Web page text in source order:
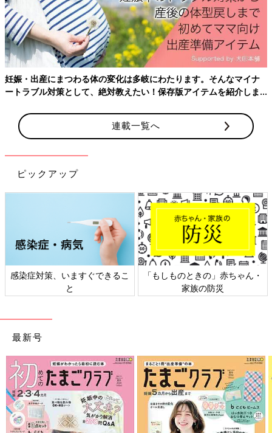
出典：Instagramアカウント「sato_atsuko_」
sato_atsuko_さんがしまむらで発見したのは、こちらのデニムサ
ロペット。ほどよくゆるっとしたシルエットで、一目ぼれしたん
だそうです♪ デニムは着まわし力の高いアイテムなので、ぜひゲ
ットしておきたいですね！
見た目も着心地も爽やか♪ 楊柳（ようりゅう）フリ
妊娠・出産にまつわる体の変化は多岐にわたります。そんなマイナ
ートラブル対策として、絶対教えたい！保存版アイテムを紹介しま
連載一覧へ
ピックアップ
感染症対策、いますぐできるこ
と
「もしものときの」赤ちゃん・
家族の防災
最新号